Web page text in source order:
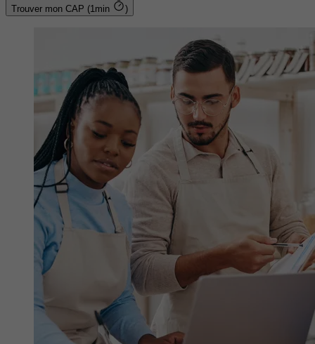
Trouver mon CAP (1min )